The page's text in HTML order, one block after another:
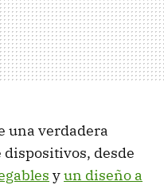
una verdadera
desde
yun diseño a